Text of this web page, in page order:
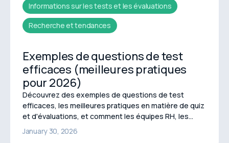
Informations sur les tests et les évaluations
Recherche et tendances
Exemples de questions de test
efficaces (meilleures pratiques
pour 2026)
Découvrez des exemples de questions de test
efficaces, les meilleures pratiques en matière de quiz
et d'évaluations, et comment les équipes RH, les
formateurs et les éducateurs peuvent rédiger de
meilleures questions en 2026.
January 30, 2026